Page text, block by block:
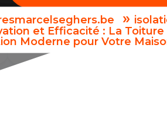
»
et Efficacité : La Toiture
Moderne pour Votre